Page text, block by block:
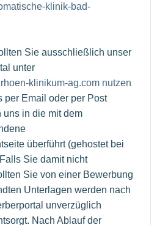
klinik-bad-
Sie ausschließlich unser
unter
klinikum-ag.com nutzen
per Email oder per Post
uns in die mit dem
überführt (gehostet bei
Sie damit nicht
Sie von einer Bewerbung
Unterlagen werden nach
unverzüglich
Nach Ablauf der